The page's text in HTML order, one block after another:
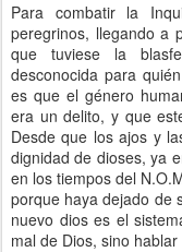
Para combatir la
peregrinos, llegando a
que tuviese la
desconocida para
es que el género
era un delito, y que
Desde que los ajos y
dignidad de dioses, ya
en los tiempos del
porque haya dejado de
nuevo dios es el
mal de Dios, sino